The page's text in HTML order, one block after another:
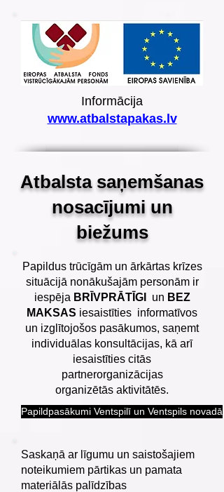
Informācija
www.atbalstapakas.lv
Atbalsta saņemšanas
nosacījumi un
biežums
Papildus trūcīgām un ārkārtas krīzes
situācijā nonākušajām personām ir
iespēja BRĪVPRĀTĪGI un BEZ
MAKSAS iesaistīties informatīvos
un izglītojošos pasākumos, saņemt
individuālas konsultācijas, kā arī
iesaistīties citās
partnerorganizācijas
organizētās aktivitātēs.
Papildpasākumi Ventspilī un Ventspils novadā
Saskaņā ar līgumu un saistošajiem
noteikumiem pārtikas un pamata
materiālās palīdzības